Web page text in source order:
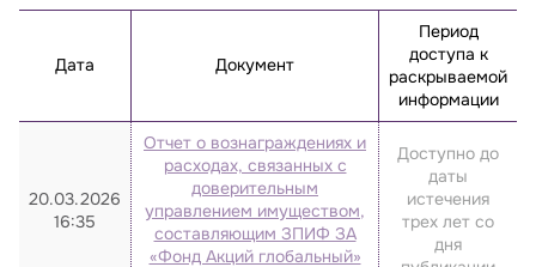
Год
Дата Документ
Период
доступа к
раскрываемой
информации
20.03.2026
16:35
Отчет о вознаграждениях и
расходах, связанных с
доверительным
управлением имуществом,
составляющим ЗПИФ ЗА
«Фонд Акций глобальный»
Доступно до
даты
истечения
трех лет со
дня